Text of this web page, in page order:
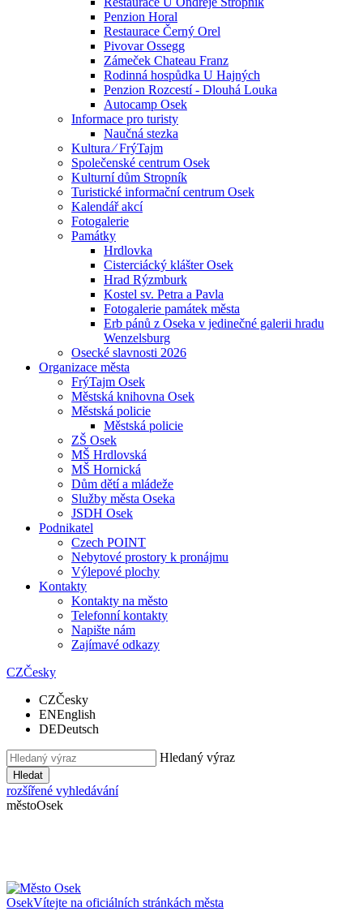
Penzion Horal
Restaurace Černý Orel
Pivovar Ossegg
Zámeček Chateau Franz
Rodinná hospůdka U Hajných
Penzion Rozcestí - Dlouhá Louka
Autocamp Osek
Informace pro turisty
Naučná stezka
Kultura ⁄ FrýTajm
Společenské centrum Osek
Kulturní dům Stropník
Turistické informační centrum Osek
Kalendář akcí
Fotogalerie
Památky
Hrdlovka
Cisterciácký klášter Osek
Hrad Rýzmburk
Kostel sv. Petra a Pavla
Fotogalerie památek města
Erb pánů z Oseka v jedinečné galerii hradu
Wenzelsburg
Osecké slavnosti 2026
Organizace města
FrýTajm Osek
Městská knihovna Osek
Městská policie
Městská policie
ZŠ Osek
MŠ Hrdlovská
MŠ Hornická
Dům dětí a mládeže
Služby města Oseka
JSDH Osek
Podnikatel
Czech POINT
Nebytové prostory k pronájmu
Výlepové plochy
Kontakty
Kontakty na město
Telefonní kontakty
Napište nám
Zajímavé odkazy
CZČesky
CZČesky
ENEnglish
DEDeutsch
Hledaný výraz
Hledat
rozšířené vyhledávání
městoOsek
OsekVítejte na oficiálních stránkách města